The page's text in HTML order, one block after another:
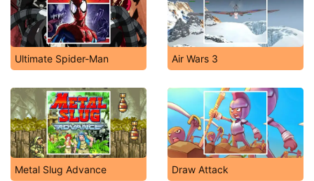
Ultimate Spider-Man Air Wars 3
Metal Slug Advance Draw Attack